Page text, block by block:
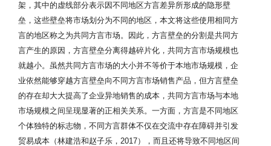
架，其中的虚线部分表示因不同地区方言差异所形成的隐形壁
垒，这些壁垒将市场划分为不同的地区，本文将这些使用相同方
言的地区称之为共同方言市场。因此，方言壁垒的分割是共同方
言产生的原因，方言壁垒分离得越碎片化，共同方言市场规模也
就越小。虽然共同方言市场的大小并不等价于本地市场规模，企
业依然能够穿越方言壁垒向不同方言市场销售产品，但方言壁垒
的存在却大大提高了企业异地销售的成本，共同方言市场与本地
市场规模之间呈现显著的正相关关系。一方面，方言是不同地区
个体独特的标志物，不同方言群体不仅在交流中存在障碍并引发
贸易成本（林建浩和赵子乐，2017），而且还将导致不同地区间